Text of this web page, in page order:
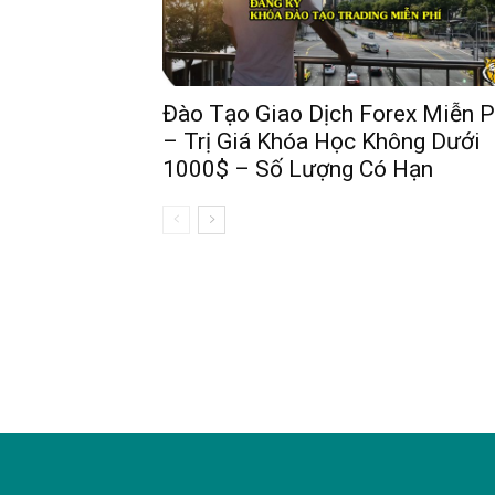
Đào Tạo Giao Dịch Forex Miễn
– Trị Giá Khóa Học Không Dưới
1000$ – Số Lượng Có Hạn